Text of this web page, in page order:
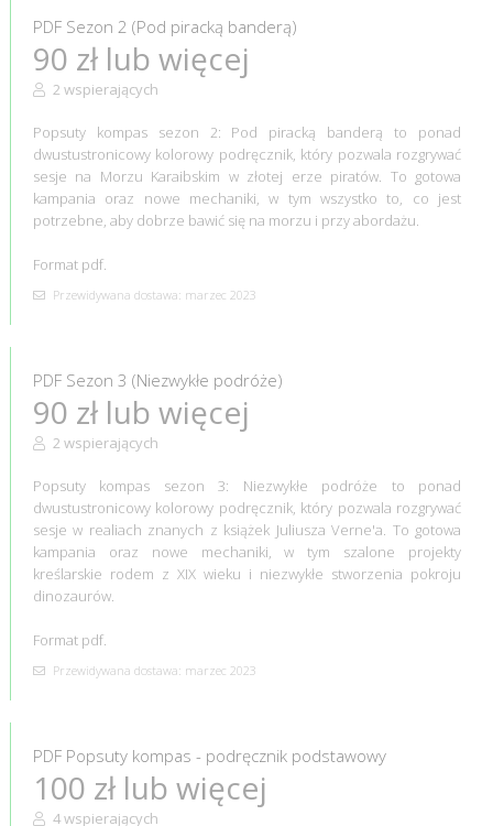
PDF Sezon 2 (Pod piracką banderą)
90 zł lub więcej
2 wspierających
Popsuty kompas sezon 2: Pod piracką banderą to ponad
dwustustronicowy kolorowy podręcznik, który pozwala rozgrywać
sesje na Morzu Karaibskim w złotej erze piratów. To gotowa
kampania oraz nowe mechaniki, w tym wszystko to, co jest
potrzebne, aby dobrze bawić się na morzu i przy abordażu.
Format pdf.
Przewidywana dostawa: marzec 2023
PDF Sezon 3 (Niezwykłe podróże)
90 zł lub więcej
2 wspierających
Popsuty kompas sezon 3: Niezwykłe podróże to ponad
dwustustronicowy kolorowy podręcznik, który pozwala rozgrywać
sesje w realiach znanych z książek Juliusza Verne'a. To gotowa
kampania oraz nowe mechaniki, w tym szalone projekty
kreślarskie rodem z XIX wieku i niezwykłe stworzenia pokroju
dinozaurów.
Format pdf.
Przewidywana dostawa: marzec 2023
PDF Popsuty kompas - podręcznik podstawowy
100 zł lub więcej
4 wspierających